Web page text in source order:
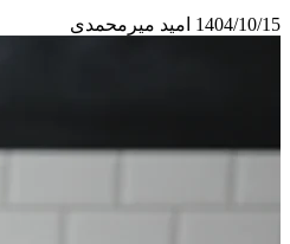
1404/10/15 امید میرمحمدی